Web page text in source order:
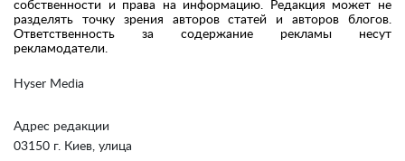
Hyser Media
Адрес редакции
03150 г. Киев, улица
собственности и права на информацию. Редакция может не
разделять точку зрения авторов статей и авторов блогов.
Ответственность за содержание рекламы несут
рекламодатели.